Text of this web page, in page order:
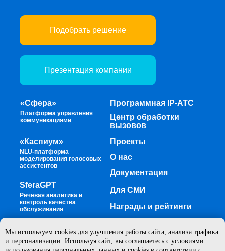
«Сфера» Программная IP-ATC
О нас
Проекты
Подобрать решение
Презентация компании
Центр обработки
вызовов
«Каспиум»
Платформа управления
коммуникациями
NLU-платформа
моделирования голосовых
ассистентов
Telegram-журнал
про ИТ и телеком
Для СМИ
Документация
SferaGPT
Речевая аналитика и
контроль качества
обслуживания
Награды и рейтинги
Мы используем cookies для улучшения работы сайта, анализа трафика
и персонализации. Используя сайт, вы соглашаетесь с условиями